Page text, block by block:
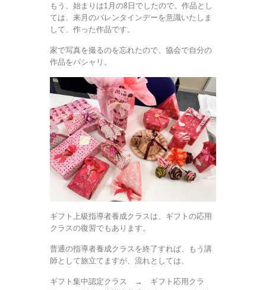
もう、始まりは1月の8日でしたので。作品とし
ては、来月のバレンタインデーを意識いたしま
して、作った作品です。
家で写真を撮るのを忘れたので、協会で自分の
作品をパシャリ。
ギフト上級指導者養成クラスは、ギフトの応用
クラスの復習でもあります。
普通の指導者養成クラスを終了すれば、もう講
師として旅立てますが、流れとしては、
ギフト集中認定クラス → ギフト応用クラ